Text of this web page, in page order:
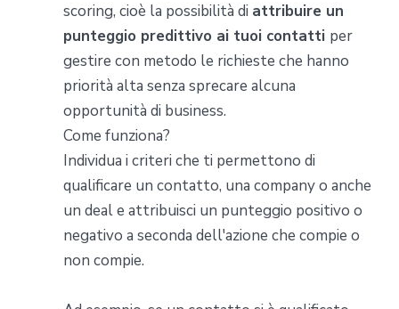
scoring, cioè la possibilità di attribuire un
punteggio predittivo ai tuoi contatti per
gestire con metodo le richieste che hanno
priorità alta senza sprecare alcuna
opportunità di business.
Come funziona?
Individua i criteri che ti permettono di
qualificare un contatto, una company o anche
un deal e attribuisci un punteggio positivo o
negativo a seconda dell'azione che compie o
non compie.